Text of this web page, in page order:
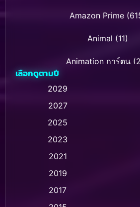
Amazon Prime
Animal (11)
Animation การ์ตูน
Animation การ์ตูน
Animation การ์ตูน
Animation แอนิเมชัน
Animation แอนิเมชั่น
เลือกดูตามปี
2029
2027
2025
2023
2021
2019
2017